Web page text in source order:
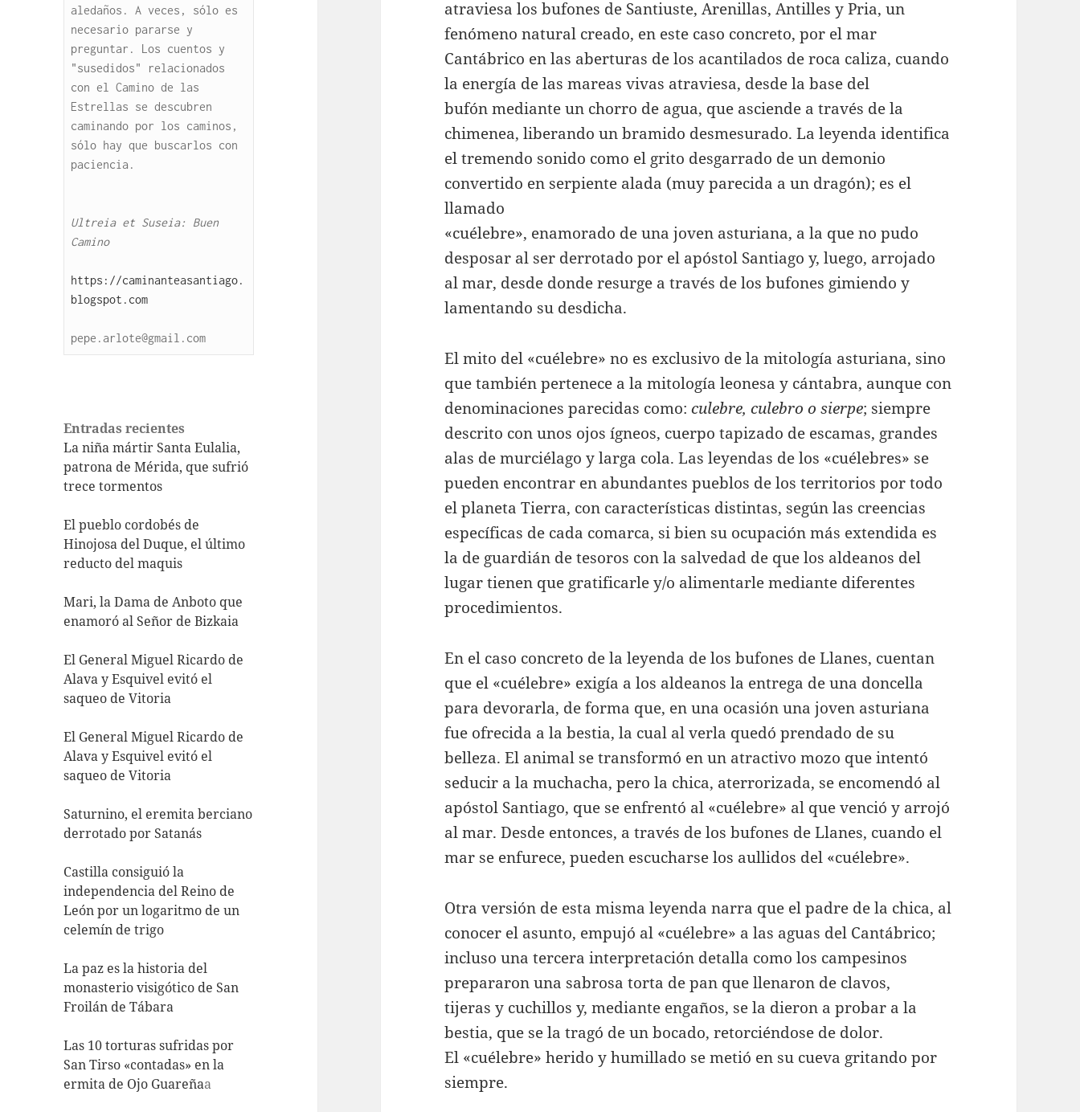
aledaños. A veces, sólo es
necesario pararse y
preguntar. Los cuentos y
"susedidos" relacionados
con el Camino de las
Estrellas se descubren
caminando por los caminos,
sólo hay que buscarlos con
paciencia.
Ultreia et Suseia: Buen
Camino
https://caminanteasantiago.
blogspot.com
pepe.arlote@gmail.com
Entradas recientes
La niña mártir Santa Eulalia,
patrona de Mérida, que sufrió
trece tormentos
El pueblo cordobés de
Hinojosa del Duque, el último
reducto del maquis
Mari, la Dama de Anboto que
enamoró al Señor de Bizkaia
El General Miguel Ricardo de
Alava y Esquivel evitó el
saqueo de Vitoria
El General Miguel Ricardo de
Alava y Esquivel evitó el
saqueo de Vitoria
Saturnino, el eremita berciano
derrotado por Satanás
Castilla consiguió la
independencia del Reino de
León por un logaritmo de un
celemín de trigo
La paz es la historia del
monasterio visigótico de San
Froilán de Tábara
Las 10 torturas sufridas por
San Tirso «contadas» en la
ermita de Ojo Guareñaa
atraviesa los bufones de Santiuste, Arenillas, Antilles y Pria, un
fenómeno natural creado, en este caso concreto, por el mar
Cantábrico en las aberturas de los acantilados de roca caliza, cuando
la energía de las mareas vivas atraviesa, desde la base del
bufón mediante un chorro de agua, que asciende a través de la
chimenea, liberando un bramido desmesurado. La leyenda identifica
el tremendo sonido como el grito desgarrado de un demonio
convertido en serpiente alada (muy parecida a un dragón); es el
llamado
«cuélebre», enamorado de una joven asturiana, a la que no pudo
desposar al ser derrotado por el apóstol Santiago y, luego, arrojado
al mar, desde donde resurge a través de los bufones gimiendo y
lamentando su desdicha.
El mito del «cuélebre» no es exclusivo de la mitología asturiana, sino
que también pertenece a la mitología leonesa y cántabra, aunque con
denominaciones parecidas como:culebre, culebro o sierpe; siempre
descrito con unos ojos ígneos, cuerpo tapizado de escamas, grandes
alas de murciélago y larga cola. Las leyendas de los «cuélebres» se
pueden encontrar en abundantes pueblos de los territorios por todo
el planeta Tierra, con características distintas, según las creencias
específicas de cada comarca, si bien su ocupación más extendida es
la de guardián de tesoros con la salvedad de que los aldeanos del
lugar tienen que gratificarle y/o alimentarle mediante diferentes
procedimientos.
En el caso concreto de la leyenda de los bufones de Llanes, cuentan
que el «cuélebre» exigía a los aldeanos la entrega de una doncella
para devorarla, de forma que, en una ocasión una joven asturiana
fue ofrecida a la bestia, la cual al verla quedó prendado de su
belleza. El animal se transformó en un atractivo mozo que intentó
seducir a la muchacha, pero la chica, aterrorizada, se encomendó al
apóstol Santiago, que se enfrentó al «cuélebre» al que venció y arrojó
al mar. Desde entonces, a través de los bufones de Llanes, cuando el
mar se enfurece, pueden escucharse los aullidos del «cuélebre».
Otra versión de esta misma leyenda narra que el padre de la chica, al
conocer el asunto, empujó al «cuélebre» a las aguas del Cantábrico;
incluso una tercera interpretación detalla como los campesinos
prepararon una sabrosa torta de pan que llenaron de clavos,
tijeras y cuchillos y, mediante engaños, se la dieron a probar a la
bestia, que se la tragó de un bocado, retorciéndose de dolor.
El «cuélebre» herido y humillado se metió en su cueva gritando por
siempre.